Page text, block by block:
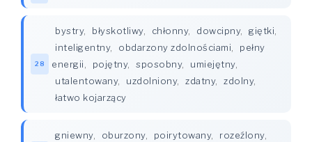
28
bystry, błyskotliwy, chłonny, dowcipny, giętki,
inteligentny, obdarzony zdolnościami,
pełny
energii, pojętny, sposobny, umiejętny,
utalentowany, uzdolniony, zdatny, zdolny,
łatwo kojarzący
gniewny, oburzony, poirytowany, rozeźlony,